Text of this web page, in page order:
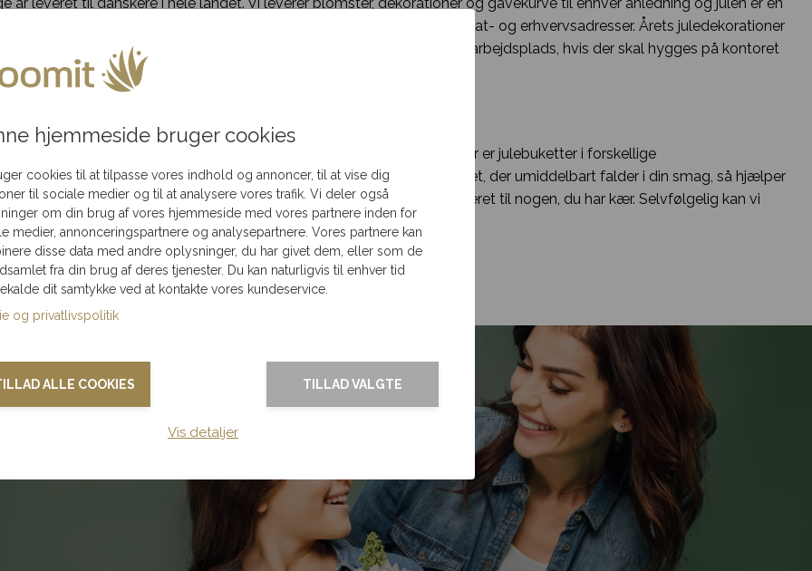
hjemmeside bruger cookies
cookies til at tilpasse vores indhold og annoncer, til at vise dig
til sociale medier og til at analysere vores trafik. Vi deler også
om din brug af vores hjemmeside med vores partnere inden for
medier, annonceringspartnere og analysepartnere. Vores partnere kan
disse data med andre oplysninger, du har givet dem, eller som de
fra din brug af deres tjenester. Du kan naturligvis til enhver tid
dit samtykke ved at kontakte vores kundeservice.
og privatlivspolitik
ALLE COOKIES TILLAD VALGTE
Vis detaljer
på året. Derfor er vi specialiserede i at levere for dig på både privat- og erhvervsadresser. Årets juledekorationer
også nemt få leveret enten hjem til din egen hoveddør og hen på din arbejdsplads, hvis der skal hygges på kontoret
her.
en julebuket til én, du har kær, så kan du se hele udvalget her. Der er julebuketter i forskellige
og størrelser, så der er lidt for enhver smag. Er der ikke noget, der umiddelbart falder i din smag, så hjælper
at sammensætte præcis den julebuket, du ønsker at bestille og få leveret til nogen, du har kær. Selvfølgelig kan vi
til dig, når der skal gøre juleklar med friske blomster i vaserne.
og dens historie her.